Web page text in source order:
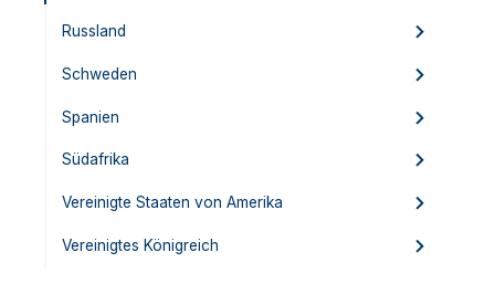
Russland
Schweden
Spanien
Südafrika
Vereinigte Staaten von Amerika
Vereinigtes Königreich